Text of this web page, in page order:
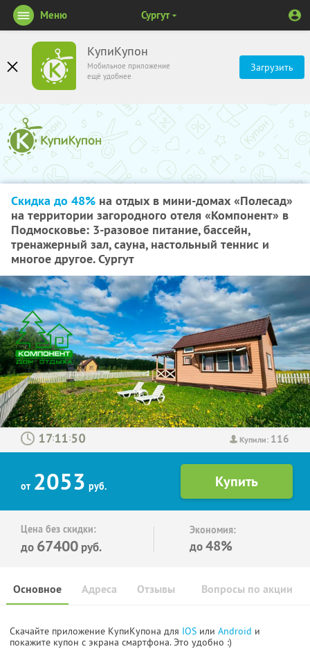
КупиКупон
Мобильное приложение
ещё удобнее
Загрузить
Меню Сургут
Скидка до 48% на отдых в мини-домах «Полесад»
на территории загородного отеля «Компонент» в
Подмосковье: 3-разовое питание, бассейн,
тренажерный зал, сауна, настольный теннис и
многое другое. Сургут
Купили: 116
: :
от 2053 руб.
Цена без скидки:
до 67400 руб.
Экономия:
до48%
Основное Отзывы Вопросы по акции
Адреса
Скачайте приложение КупиКупона для IOS или Android и
покажите купон с экрана смартфона. Это удобно :)